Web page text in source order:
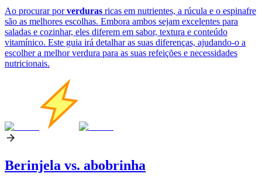
Ao procurar porverduras ricas em nutrientes, a rúcula e o espinafre
são as melhores escolhas. Embora ambos sejam excelentes para
saladas e cozinhar, eles diferem em sabor, textura e conteúdo
vitamínico. Este guia irá detalhar as suas diferenças, ajudando-o a
escolher a melhor verdura para as suas refeições e necessidades
nutricionais.
Berinjela vs. abobrinha